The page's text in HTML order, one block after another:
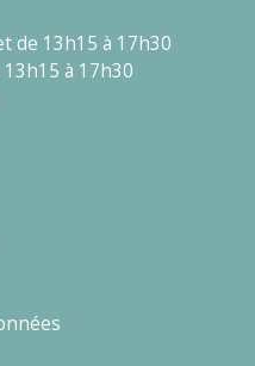
de 13h15 à 17h30
à 17h30